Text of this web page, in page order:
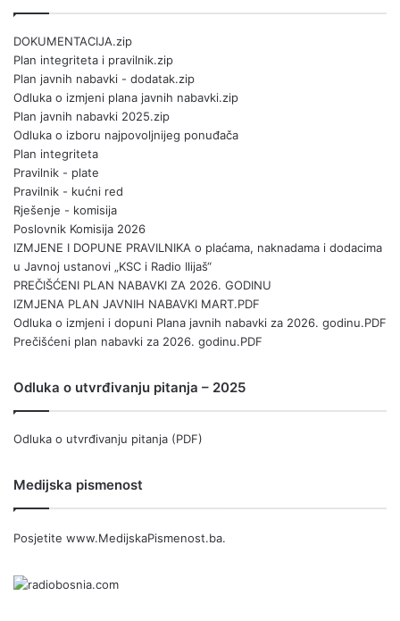
DOKUMENTACIJA.zip
Plan integriteta i pravilnik.zip
Plan javnih nabavki - dodatak.zip
Odluka o izmjeni plana javnih nabavki.zip
Plan javnih nabavki 2025.zip
Odluka o izboru najpovoljnijeg ponuđača
Plan integriteta
Pravilnik - plate
Pravilnik - kućni red
Rješenje - komisija
Poslovnik Komisija 2026
IZMJENE I DOPUNE PRAVILNIKA o plaćama, naknadama i dodacima
u Javnoj ustanovi „KSC i Radio Ilijaš“
PREČIŠĆENI PLAN NABAVKI ZA 2026. GODINU
IZMJENA PLAN JAVNIH NABAVKI MART.PDF
Odluka o izmjeni i dopuni Plana javnih nabavki za 2026. godinu.PDF
Prečišćeni plan nabavki za 2026. godinu.PDF
Odluka o utvrđivanju pitanja – 2025
Odluka o utvrđivanju pitanja (PDF)
Medijska pismenost
Posjetite www.MedijskaPismenost.ba.